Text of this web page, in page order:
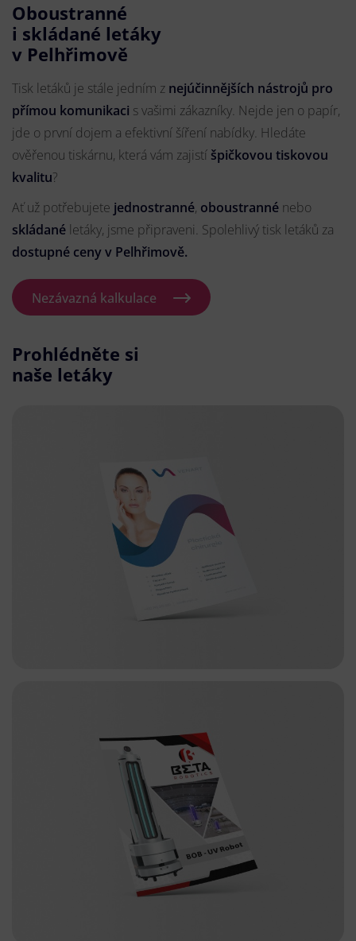
Oboustranné
i skládané letáky
v Pelhřimově
Tisk letáků je stále jedním z nejúčinnějších nástrojů pro
přímou komunikaci s vašimi zákazníky. Nejde jen o papír,
jde o první dojem a efektivní šíření nabídky. Hledáte
ověřenou tiskárnu, která vám zajistí špičkovou tiskovou
kvalitu?
Ať už potřebujete jednostranné, oboustranné nebo
skládané letáky, jsme připraveni. Spolehlivý tisk letáků za
dostupné ceny v Pelhřimově.
Nezávazná kalkulace
Prohlédněte si
naše letáky